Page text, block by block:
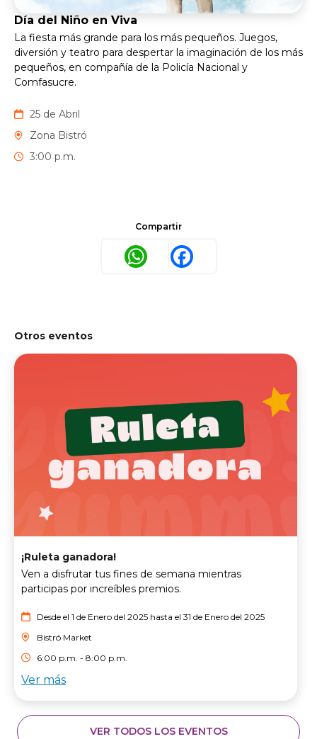
Día del Niño en Viva
La fiesta más grande para los más pequeños. Juegos,
diversión y teatro para despertar la imaginación de los más
pequeños, en compañía de la Policía Nacional y
Comfasucre.
25 de Abril
Zona Bistró
3:00 p.m.
Compartir
WhatsAppFacebook
Otros eventos
¡Ruleta ganadora!
Ven a disfrutar tus fines de semana mientras
participas por increíbles premios.
Desde el 1 de Enero del 2025 hasta el 31 de Enero del 2025
Bistró Market
6:00 p.m. - 8:00 p.m.
Ver más
VER TODOS LOS EVENTOS